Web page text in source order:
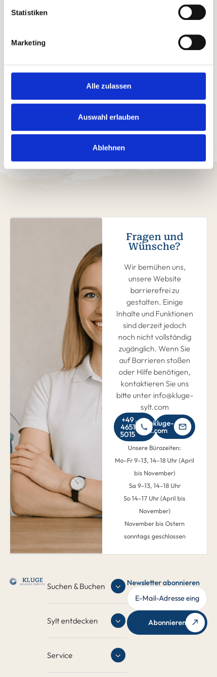
Statistiken
Marketing
Alle zulassen
Auswahl erlauben
Ablehnen
Tennisplätze und -clubs
Fragen und
Wünsche?
Wir bemühen uns,
unsere Website
barrierefrei zu
gestalten. Einige
Inhalte und Funktionen
sind derzeit jedoch
noch nicht vollständig
zugänglich. Wenn Sie
auf Barrieren stoßen
oder Hilfe benötigen,
kontaktieren Sie uns
bitte unter info@kluge-
sylt.com
+49
4651
5015
info@kluge-
sylt.com
Unsere Bürozeiten:
Mo–Fr 9–13, 14–18 Uhr (April
bis November)
Sa 9–13, 14–18 Uhr
So 14–17 Uhr (April bis
November)
November bis Ostern
sonntags geschlossen
Suchen & Buchen
Sylt entdecken
Service
Newsletter abonnieren
Abonnieren